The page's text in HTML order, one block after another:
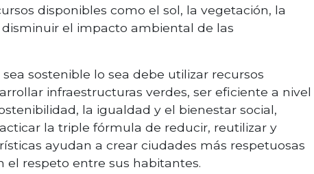
disponibles como el sol, la vegetación, la
el impacto ambiental de las
sostenible lo sea debe utilizar recursos
infraestructuras verdes, ser eficiente a nivel
la igualdad y el bienestar social,
la triple fórmula de reducir, reutilizar y
ayudan a crear ciudades más respetuosas
respeto entre sus habitantes.